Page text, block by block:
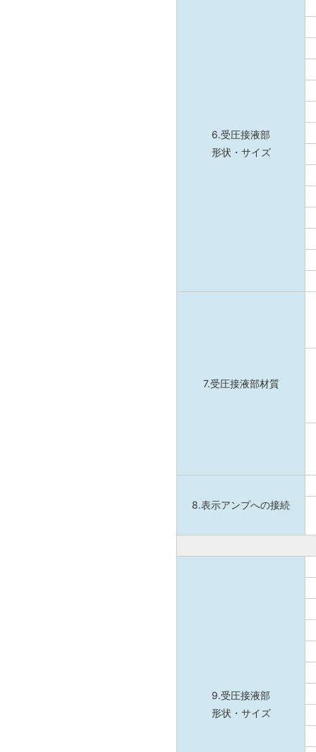
6.受圧接液部
形状・サイズ
7.受圧接液部材質
8.表示アンプへの接続
9.受圧接液部
形状・サイズ